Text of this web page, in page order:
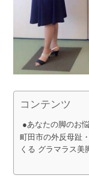
コンテンツ
●あなたの脚のお
町田市の外反母趾
くる グラマラス美